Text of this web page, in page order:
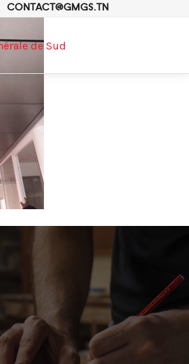
CONTACT@GMGS.TN